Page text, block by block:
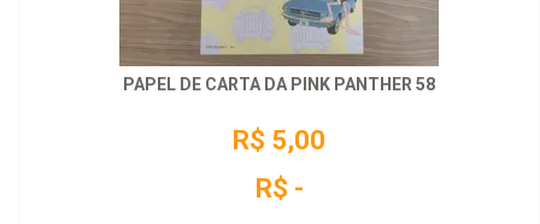
PAPEL DE CARTA DA PINK PANTHER 58
R$ 5,00
R$ -